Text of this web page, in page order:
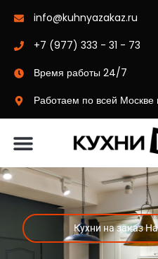
info@kuhnyazakaz.ru
+7 (977) 333 - 31 - 73
Время работы 24/7
Работаем по всей
Кухни на заказ